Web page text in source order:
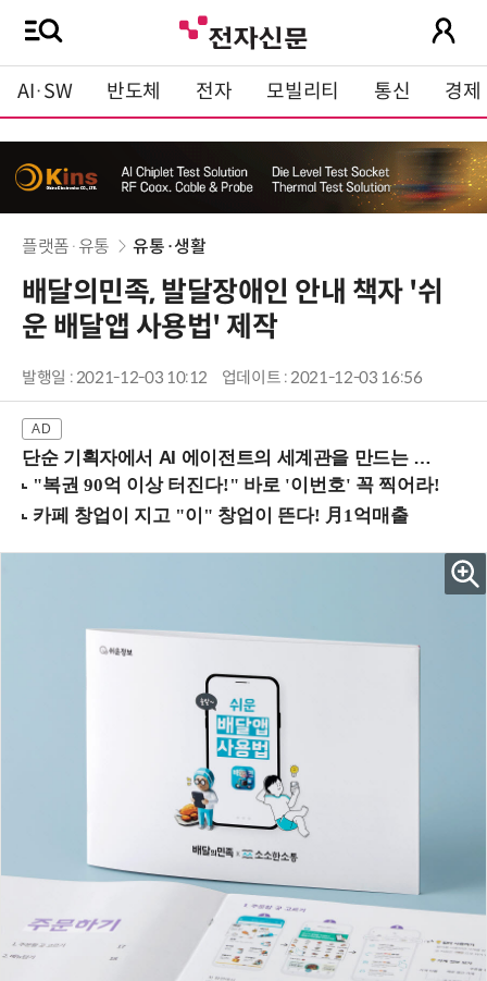
AI·SW 반도체 전자 모빌리티 통신 경제
플랫폼·유통 유통·생활
배달의민족, 발달장애인 안내 책자 '쉬
운 배달앱 사용법' 제작
발행일 : 2021-12-03 10:12 업데이트 : 2021-12-03 16:56
단순 기획자에서 AI 에이전트의 세계관을 만드는 지식 설계자로.. (8/20 강남역)